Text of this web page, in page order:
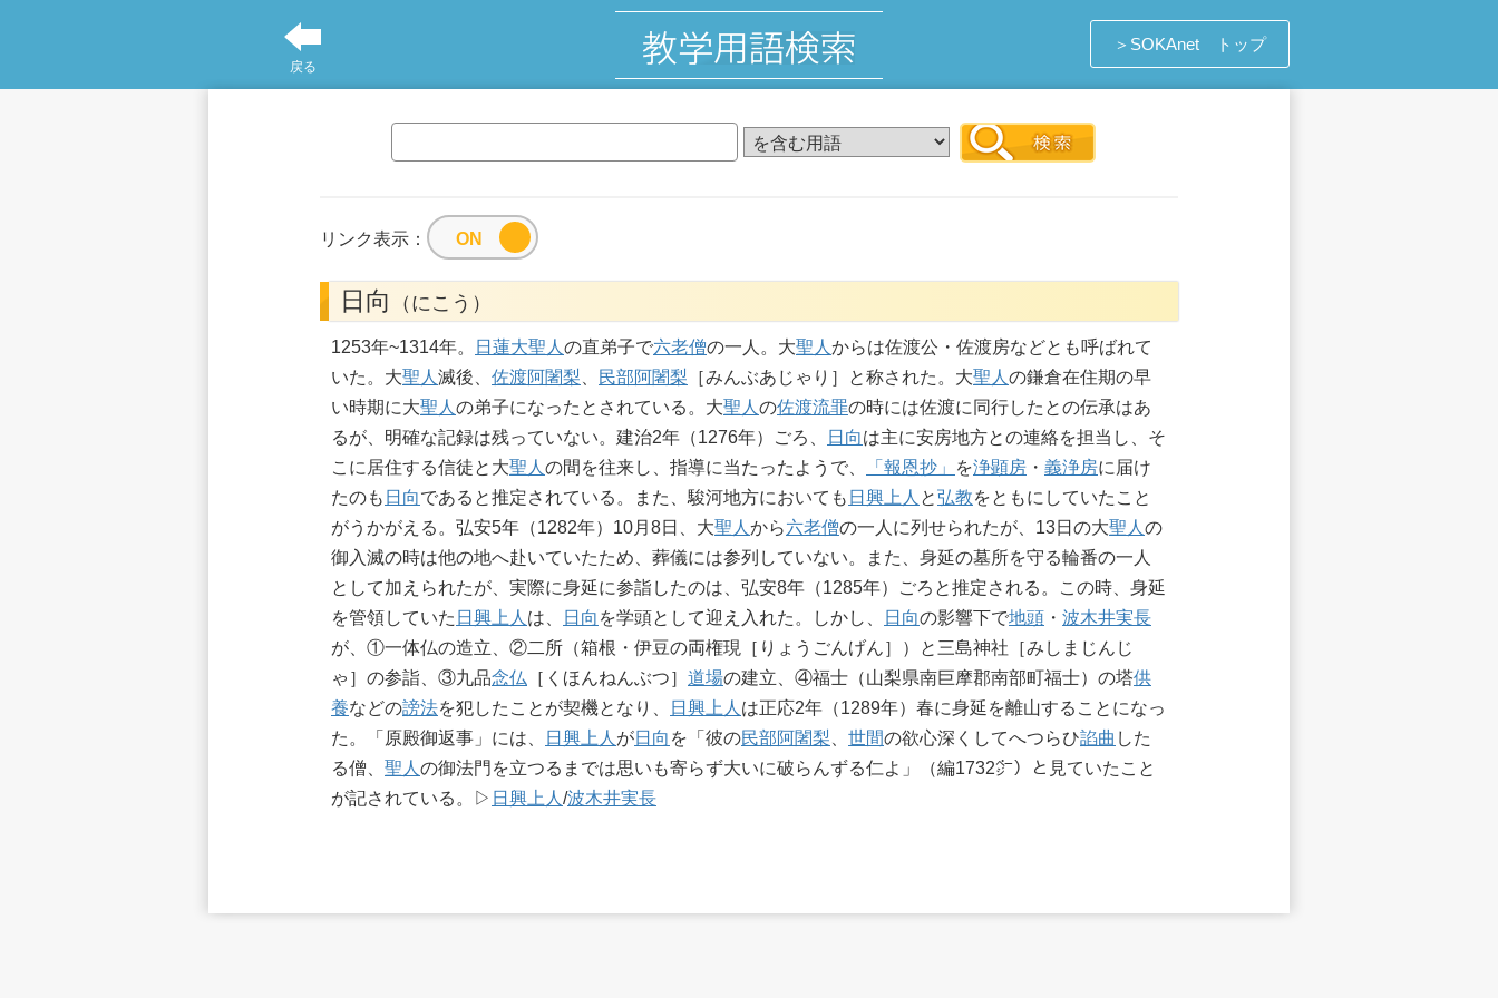
戻る
＞SOKAnet トップ
リンク表示：
日向 （にこう）
1253年~1314年。 日蓮大聖人 の直弟子で六老僧の一人。大聖人 からは佐渡公・佐渡房などとも呼ばれて
いた。大聖人 滅後、 佐渡阿闍梨 民部阿闍梨 ［みんぶあじゃり］と称された。大聖人 の鎌倉在住期の早
い時期に大聖人 の弟子になったとされている。大聖人 の佐渡流罪の時には佐渡に同行したとの伝承はあ
るが、明確な記録は残っていない。建治2年（1276年）ごろ、
日向は主に安房地方との連絡を担当し、そ
こに居住する信徒と大聖人 の間を往来し、指導に当たったようで、 「報恩抄」 を浄顕房 ・ 義浄房に届け
たのも 日向であると推定されている。また、駿河地方においても 日興上人 と弘教をともにしていたこと
がうかがえる。弘安5年（1282年）10月8日、大聖人 から六老僧の一人に列せられたが、13日の大聖人 の
御入滅の時は他の地へ赴いていたため、葬儀には参列していない。また、身延の墓所を守る輪番の一人
として加えられたが、実際に身延に参詣したのは、弘安8年（1285年）ごろと推定される。この時、身延
を管領していた 日興上人 は、 日向 を学頭として迎え入れた。しかし、 日向の影響下で地頭 ・ 波木井実長
が、①一体仏の造立、②二所（箱根・伊豆の両権現［りょうごんげん］）と三島神社［みしまじんじ
ゃ］の参詣、③九品念仏 ［くほんねんぶつ］ 道場の建立、④福士（山梨県南巨摩郡南部町福士）の塔供
養などの謗法を犯したことが契機となり、 日興上人 は正応2年（1289年）春に身延を離山することになっ
た。「原殿御返事」には、
日興上人 が日向 を「彼の民部阿闍梨 世間の欲心深くしてへつらひ諂曲 した
る僧、 聖人 の御法門を立つるまでは思いも寄らず大いに破らんずる仁よ」（編1732㌻）と見ていたこと
が記されている。▷ 日興上人 /波木井実長